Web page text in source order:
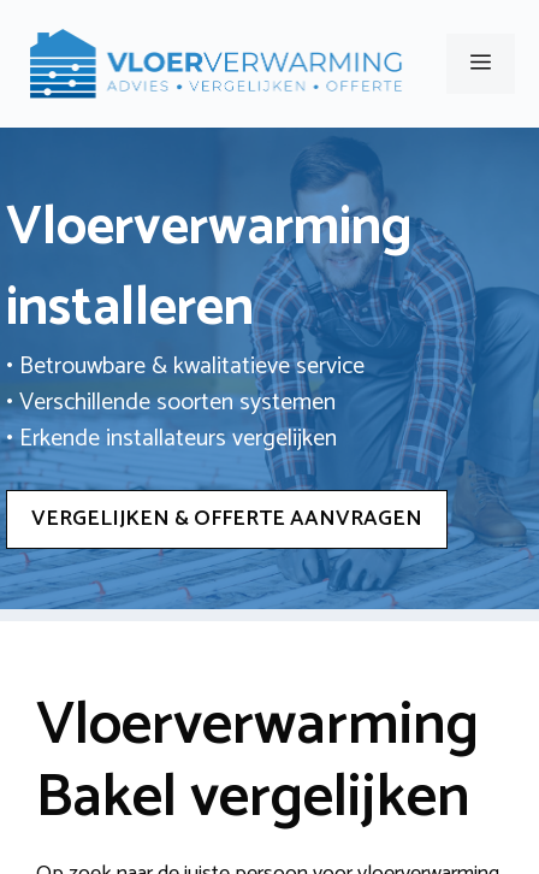
naar
Menu
Vloerverwarming
installeren
• Betrouwbare & kwalitatieve service
• Verschillende soorten systemen
• Erkende installateurs vergelijken
VERGELIJKEN & OFFERTE AANVRAGEN
Vloerverwarming
Bakel vergelijken